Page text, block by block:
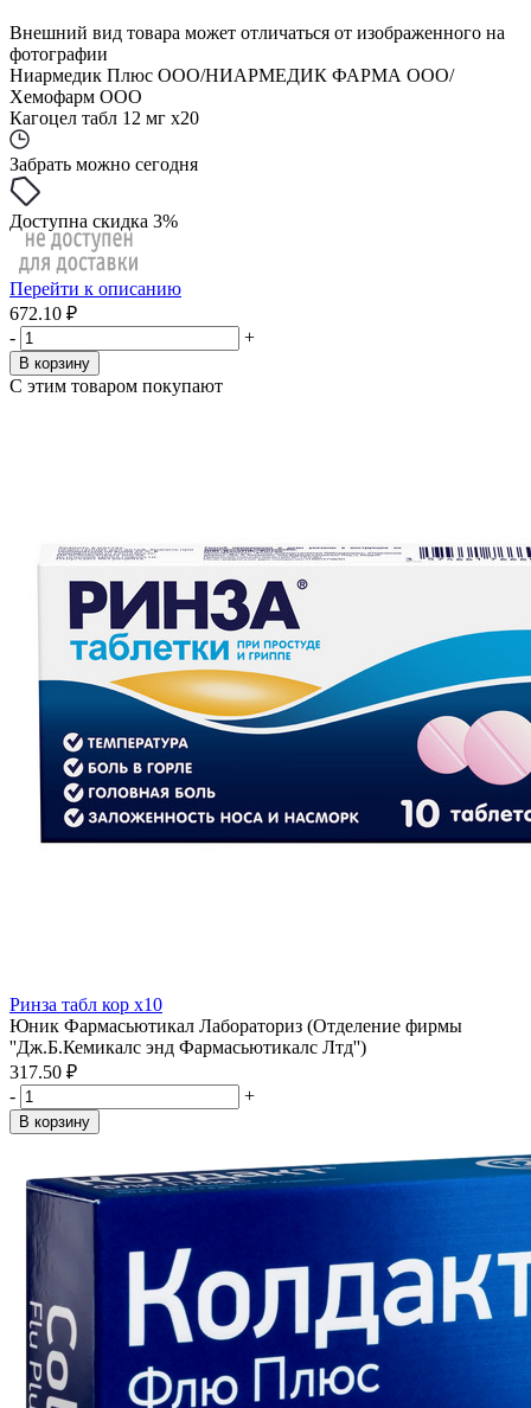
Внешний вид товара может отличаться от изображенного на
фотографии
Ниармедик Плюс ООО/НИАРМЕДИК ФАРМА ООО/
Хемофарм ООО
Кагоцел табл 12 мг x20
Забрать можно сегодня
Доступна скидка 3%
Перейти к описанию
672.10 ₽
-
+
В корзину
С этим товаром покупают
Ринза табл кор x10
Юник Фармасьютикал Лабораториз (Отделение фирмы
''Дж.Б.Кемикалс энд Фармасьютикалс Лтд'')
317.50 ₽
-
+
В корзину